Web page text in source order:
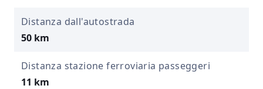
Distanza dall'autostrada
50 km
Distanza stazione ferroviaria passeggeri
11 km